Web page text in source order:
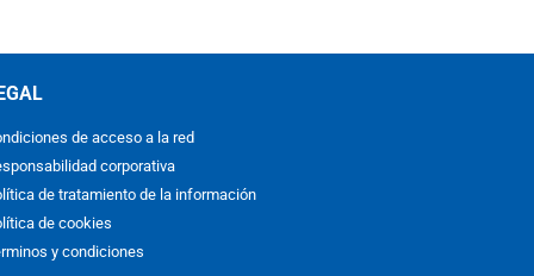
de acceso a la red
corporativa
de tratamiento de la información
de cookies
y condiciones